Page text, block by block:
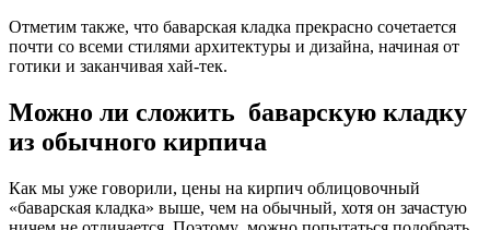
Отметим также, что баварская кладка прекрасно сочетается
почти со всеми стилями архитектуры и дизайна, начиная от
готики и заканчивая хай-тек.
Можно ли сложить баварскую кладку
из обычного кирпича
Как мы уже говорили, цены на кирпич облицовочный
«баварская кладка» выше, чем на обычный, хотя он зачастую